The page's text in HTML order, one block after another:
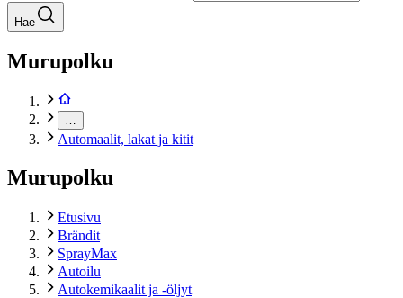
Hae
Murupolku
Automaalit, lakat ja kitit
Murupolku
Etusivu
Brändit
SprayMax
Autoilu
Autokemikaalit ja -öljyt